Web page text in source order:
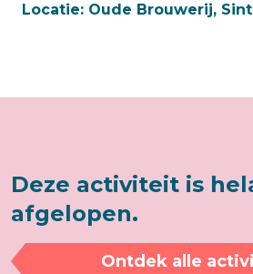
Locatie: Oude Brouwerij,
Deze activiteit is
afgelopen.
Ontdek alle